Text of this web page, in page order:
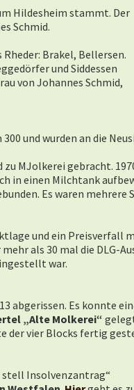
Hildesheim stammt. Der
Schmid.
Brakel, Bellersen.
und Siddessen
von Johannes Schmid,
und wurden an die
MJolkerei gebracht.
in einen Milchtank
Es waren
und ein Preisverfall
als 30 mal die DLG-
war.
abgerissen. Es konnte
„Alte Molkerei“
der vier Blocks fertig
stell Insolvenzantrag“